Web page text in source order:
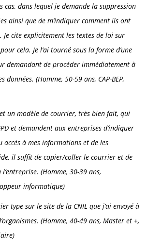
cas, dans lequel je demande la suppression
ainsi que de m’indiquer comment ils ont
Je cite explicitement les textes de loi sur
cela. Je l’ai tourné sous la forme d’une
demandant de procéder immédiatement à
données. (Homme, 50-59 ans, CAP-BEP,
un modèle de courrier, très bien fait, qui
et demandent aux entreprises d’indiquer
accès à mes informations et de les
il suffit de copier/coller le courrier et de
(Homme, 30-39 ans,
informatique)
type sur le site de la CNIL que j’ai envoyé à
(Homme, 40-49 ans, Master et +,